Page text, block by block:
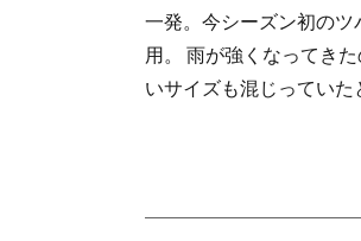
一発。今シーズン初の
用。 雨が強くなってき
いサイズも混じってい